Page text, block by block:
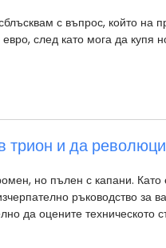
с въпрос, който на
след като мога да купя
трион и да
но пълен с капани.
ръководство за
да оцените техническото